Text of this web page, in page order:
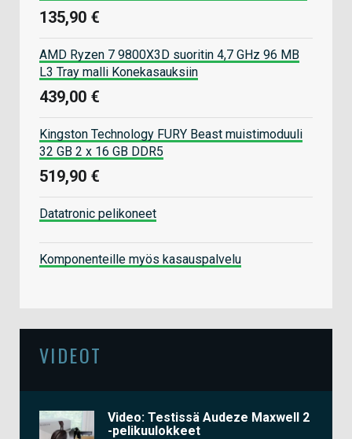
135,90 €
AMD Ryzen 7 9800X3D suoritin 4,7 GHz 96 MB
L3 Tray malli Konekasauksiin
439,00 €
Kingston Technology FURY Beast muistimoduuli
32 GB 2 x 16 GB DDR5
519,90 €
Datatronic pelikoneet
Komponenteille myös kasauspalvelu
VIDEOT
Video: Testissä Audeze Maxwell 2
-pelikuulokkeet